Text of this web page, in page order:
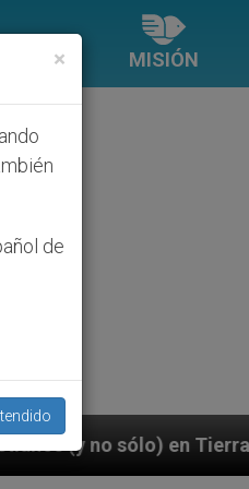
MISIÓN
Santa
×
de